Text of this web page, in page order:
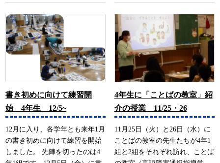
書き初めに向けて練習開
始 4年生 12/5~
12月に入り、各学年とも来年1月
の書き初めに向けて練習を開始
しました。 先陣を切ったのは4
4年生に「ことばの教室」紹
介の授業 11/25・26
11月25日（火）と26日（水）に
ことばの教室の先生たちが4年1
組と2組をそれぞれ訪れ、ことば